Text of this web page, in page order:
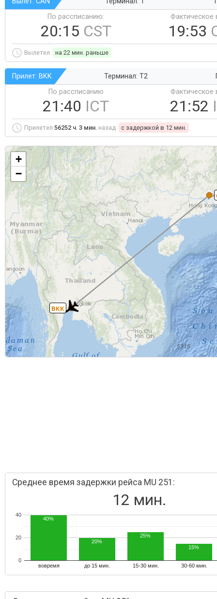
По рассписанию:
20:15 CST
Фактическое
19:53
Вылетел на 22 мин. раньше
Прилет: BKK Терминал: T2
По рассписанию
21:40 ICT
Фактическое
21:52
Прилетел 56252 ч. 3 мин. назад c задержкой в 12 мин.
BKK
+
−
Среднее время задержки рейса MU 251:
12 мин.
вовремя до 15 мин. 15-30 мин. 30-60 мин.
0
20
40
40%
20%
25%
15%